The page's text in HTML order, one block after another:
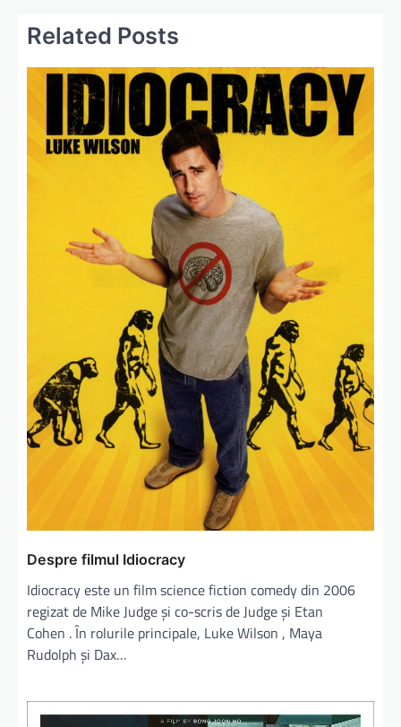
Related Posts
Despre filmul Idiocracy
Idiocracy este un film science fiction comedy din 2006
regizat de Mike Judge și co-scris de Judge și Etan
Cohen . În rolurile principale, Luke Wilson , Maya
Rudolph și Dax…